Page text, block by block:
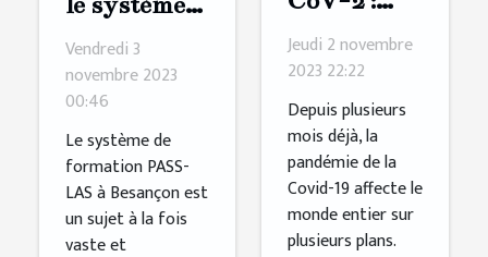
de
formation
PASS-LAS
à Besançon
Vendredi 3
novembre 2023
00:46
Le système de
formation PASS-
LAS à Besançon est
un sujet à la fois
vaste et
une lettre
pour
connaître
sa vraie
origine ?
Jeudi 2 novembre
2023 22:22
Depuis plusieurs
mois déjà, la
pandémie de la
Covid-19 affecte le
monde entier sur
plusieurs plans.